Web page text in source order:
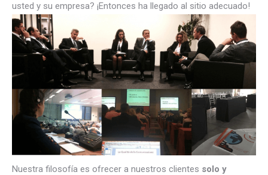
usted y su empresa? ¡Entonces ha llegado al sitio adecuado!
Nuestra filosofía es ofrecer a nuestros clientes solo y